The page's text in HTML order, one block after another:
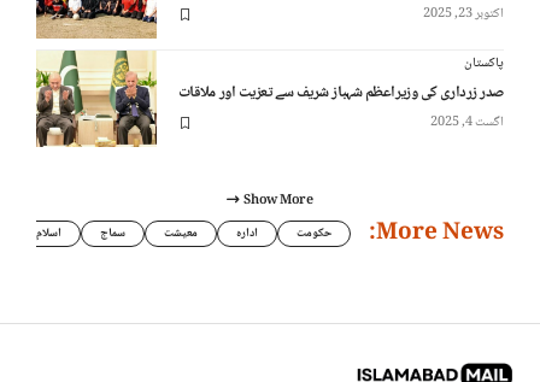
اکتوبر 23, 2025
پاکستان
صدر زرداری کی وزیراعظم شہباز شریف سے تعزیت اور ملاقات
اگست 4, 2025
Show More
More News: حکومت ادارہ معیشت سماج اسلام